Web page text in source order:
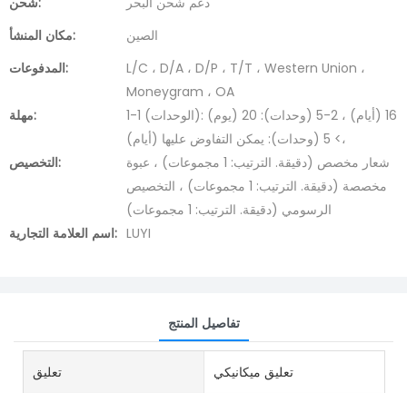
مكان المنشأ:
الصين
المدفوعات:
L/C ، D/A ، D/P ، T/T ، Western Union ،
Moneygram ، OA
مهلة:
1-1 (الوحدات): 16 (أيام) ، 2-5 (وحدات): 20 (يوم)
،> 5 (وحدات): يمكن التفاوض عليها (أيام)
التخصيص:
شعار مخصص (دقيقة. الترتيب: 1 مجموعات) ، عبوة
مخصصة (دقيقة. الترتيب: 1 مجموعات) ، التخصيص
الرسومي (دقيقة. الترتيب: 1 مجموعات)
اسم العلامة التجارية: LUYI
تفاصيل المنتج
تعليق تعليق ميكانيكي